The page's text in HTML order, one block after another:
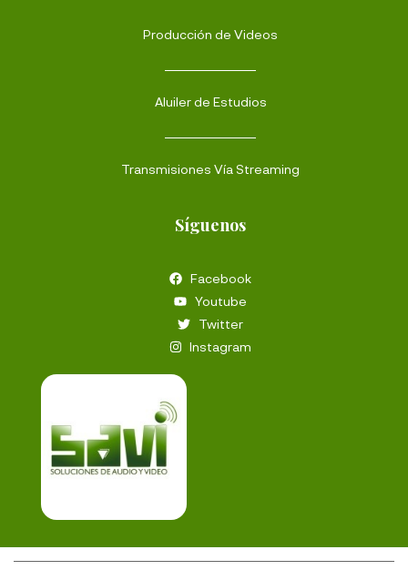
Producción de Videos
Aluiler de Estudios
Transmisiones Vía Streaming
Síguenos
Facebook
Youtube
Twitter
Instagram